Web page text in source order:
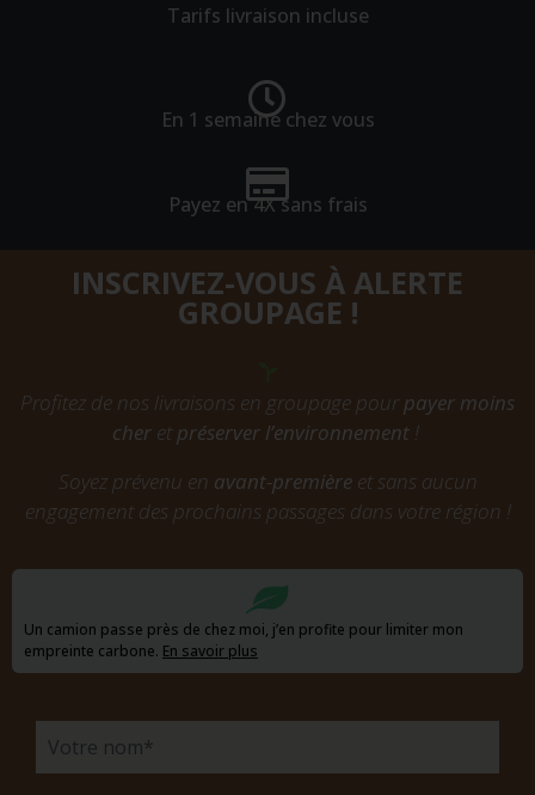
Tarifs livraison incluse
En 1 semaine chez vous
Payez en 4X sans frais
INSCRIVEZ-VOUS À ALERTE
GROUPAGE !
Profitez de nos livraisons en groupage pourpayer moins
cheret préserver l’environnement!
Soyez prévenu en avant-premièreet sans aucun
engagement des prochains passages dans votre région !
Un camion passe près de chez moi, j’en profite pour limiter mon
empreinte carbone. En savoir plus